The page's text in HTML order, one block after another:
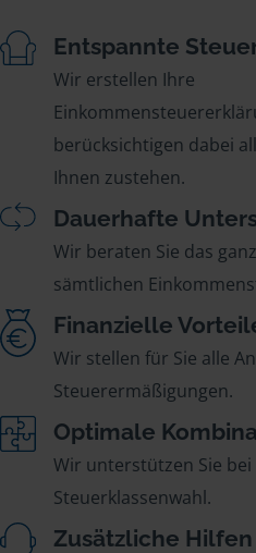
Entspannte
Wir erstellen Ihre
berücksichtigen dabei
Ihnen zustehen.
Dauerhafte
Wir beraten Sie das
sämtlichen
Finanzielle
Wir stellen für Sie alle
Steuerermäßigungen.
Optimale
Wir unterstützen Sie bei
Steuerklassenwahl.
Zusätzliche Hilfen